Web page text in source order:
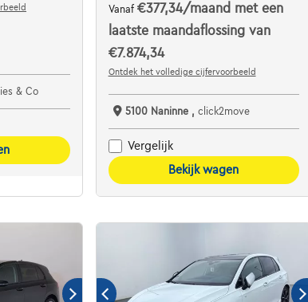
& Co
Vanaf €377,34/maand met een
laatste maandaflossing van
€7.874,34
Ontdek het volledige cijfervoorbeeld
5100 Naninne , click2move
Vergelijk
Bekijk wagen